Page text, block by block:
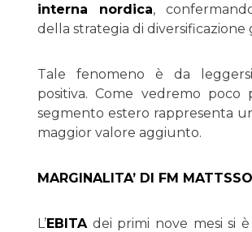
interna nordica,
della strategia di diversificazione
Tale fenomeno è da
positiva. Come vedremo poco
segmento estero rappresenta
maggior valore aggiunto.
MARGINALITA’ DI FM
L’EBITA dei primi nove mesi si